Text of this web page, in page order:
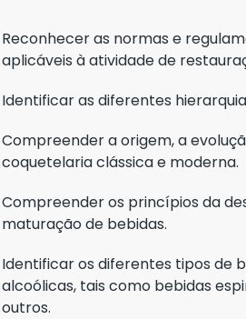
Reconhecer as normas e
aplicáveis à atividade de
Identificar as diferentes
Compreender a origem, a
coquetelaria clássica e moderna.
Compreender os princípios da
maturação de bebidas.
Identificar os diferentes tipos de
alcoólicas, tais como bebidas
outros.